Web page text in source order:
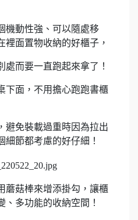
機動性強、可以隨處移
裡面置物收納的好櫃子，
而要一直跑起來拿了！
下面，不用擔心跑跑書櫃
避免裝載過重時因為拉出
細節都考慮的好仔細！
蘑菇棒來增添掛勾，讓櫃
、多功能的收納空間！